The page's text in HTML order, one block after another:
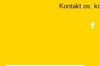
Kontakt os: